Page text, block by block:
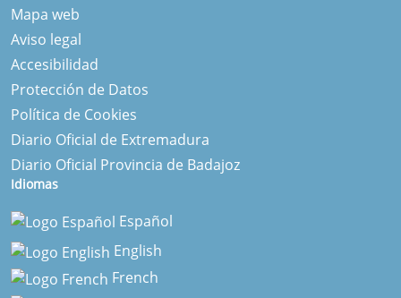
Mapa web
Aviso legal
Accesibilidad
Protección de Datos
Política de Cookies
Diario Oficial de Extremadura
Diario Oficial Provincia de Badajoz
Idiomas
Español
English
French